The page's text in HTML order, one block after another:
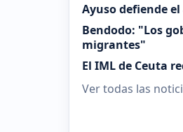
Ayuso defiende
Bendodo: "Los
migrantes"
El IML de Ceuta
Ver todas las